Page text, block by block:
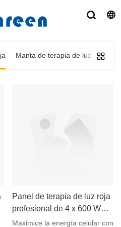
Manta de terapia de luz roja
Panel de terapia de luz roja
profesional de 4 x 600 W
para tratamiento corporal
Maximice la energía celular con